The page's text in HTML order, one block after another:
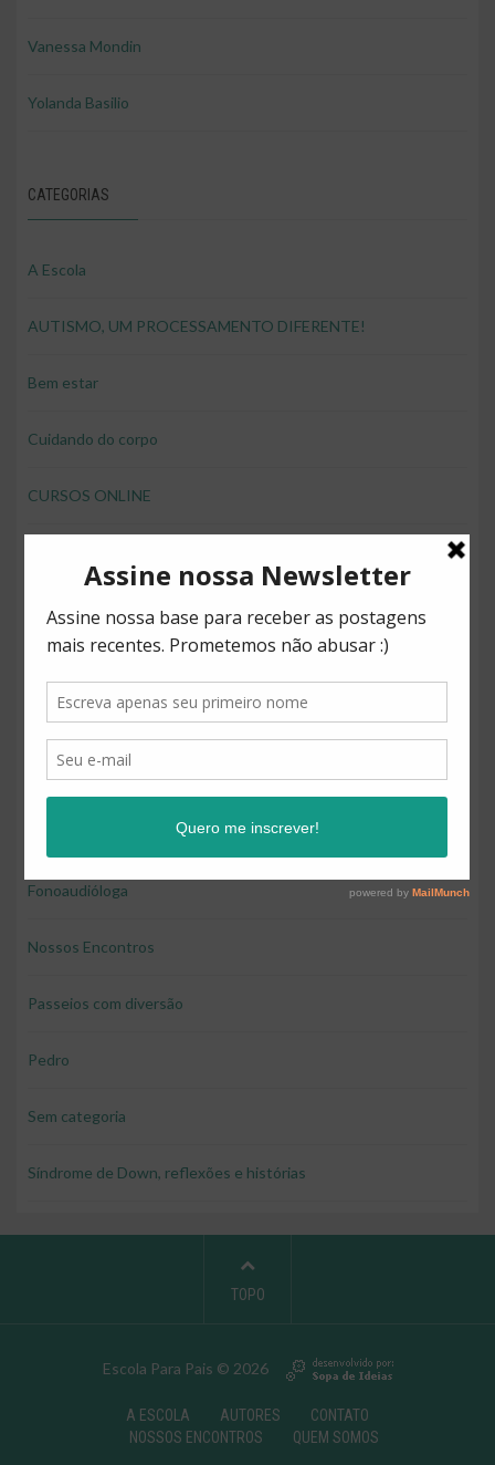
Vanessa Mondin
Yolanda Basilio
CATEGORIAS
A Escola
AUTISMO, UM PROCESSAMENTO DIFERENTE!
Bem estar
Cuidando do corpo
CURSOS ONLINE
Direitos
Educação
Educação e diversão
Educação financeira para crianças
Fonoaudióloga
Nossos Encontros
Passeios com diversão
Pedro
Sem categoria
Síndrome de Down, reflexões e histórias
Escola Para Pais © 2026
A ESCOLA AUTORES
CONTATO
NOSSOS ENCONTROS
QUEM SOMOS
TOPO